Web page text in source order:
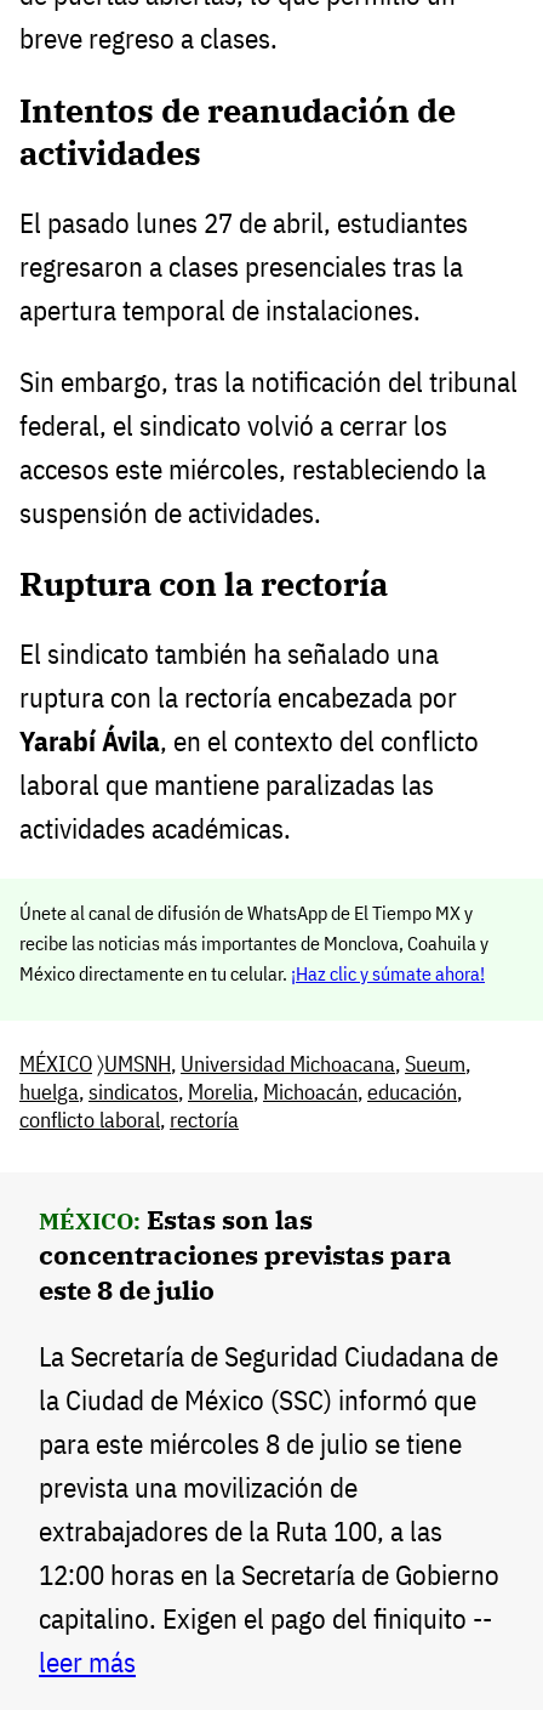
breve regreso a clases.
Intentos de reanudación de
actividades
El pasado lunes 27 de abril, estudiantes
regresaron a clases presenciales tras la
apertura temporal de instalaciones.
Sin embargo, tras la notificación del tribunal
federal, el sindicato volvió a cerrar los
accesos este miércoles, restableciendo la
suspensión de actividades.
Ruptura con la rectoría
El sindicato también ha señalado una
ruptura con la rectoría encabezada por
Yarabí Ávila, en el contexto del conflicto
laboral que mantiene paralizadas las
actividades académicas.
Únete al canal de difusión de WhatsApp de El Tiempo MX y
recibe las noticias más importantes de Monclova, Coahuila y
México directamente en tu celular. ¡Haz clic y súmate ahora!
MÉXICO〉UMSNH, Universidad Michoacana, Sueum,
huelga,sindicatos, Morelia, Michoacán,educación,
conflicto laboral, rectoría
MÉXICO: Estas son las
concentraciones previstas para
este 8 de julio
La Secretaría de Seguridad Ciudadana de
la Ciudad de México (SSC) informó que
para este miércoles 8 de julio se tiene
prevista una movilización de
extrabajadores de la Ruta 100, a las
12:00 horas en la Secretaría de Gobierno
capitalino. Exigen el pago del finiquito --
leer más